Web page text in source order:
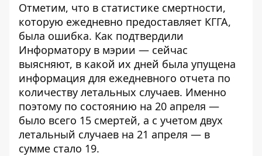
Отметим, что в статистике смертности,
которую ежедневно предоставляет КГГА,
была ошибка. Как подтвердили
Информатору в мэрии — сейчас
выясняют, в какой их дней была упущена
информация для ежедневного отчета по
количеству летальных случаев. Именно
поэтому по состоянию на 20 апреля —
было всего 15 смертей, а с учетом двух
летальный случаев на 21 апреля — в
сумме стало 19.